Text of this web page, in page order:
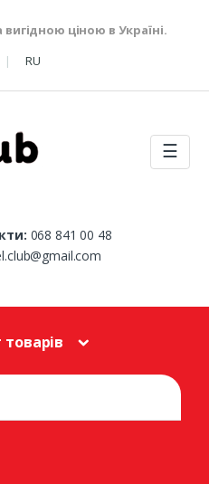
вигідною ціною в Україні.
RU
☰
068 841 00 48